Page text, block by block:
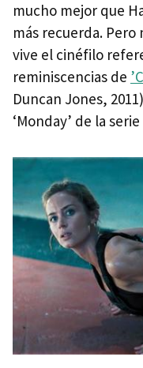
mucho mejor que
más recuerda.
vive el cinéfilo
reminiscencias de
Duncan Jones,
‘Monday’ de la serie